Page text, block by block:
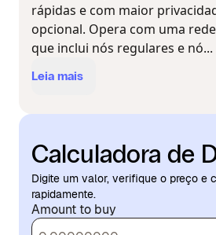
rápidas e com maior
opcional. Opera com uma
que inclui nós regulares e nó...
Leia mais
Calculadora de
Digite um valor, verifique o preço e
rapidamente.
Amount to buy